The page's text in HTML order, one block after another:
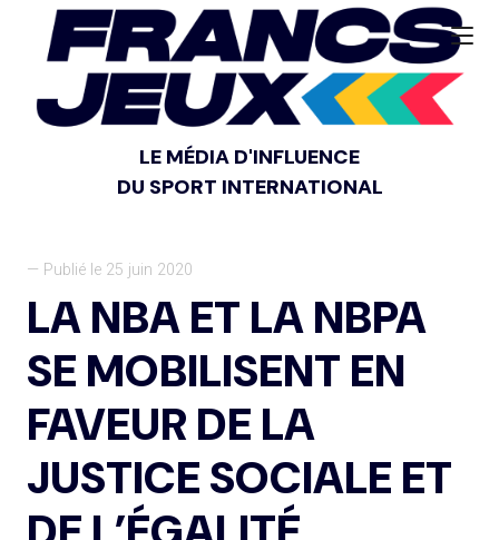
LE MÉDIA D'INFLUENCE
DU SPORT INTERNATIONAL
— Publié le 25 juin 2020
LA NBA ET LA NBPA
SE MOBILISENT EN
FAVEUR DE LA
JUSTICE SOCIALE ET